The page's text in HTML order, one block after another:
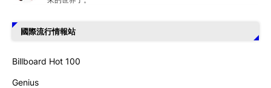
國際流行情報站
Billboard Hot 100
Genius